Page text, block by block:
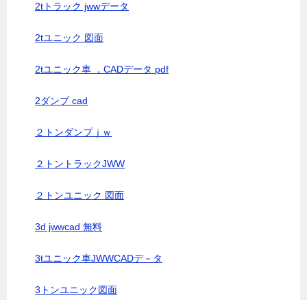
2tトラック jwwデータ
2tユニック 図面
2tユニック車 ，CADデータ pdf
2ダンプ cad
２トンダンプｊｗ
２トントラックJWW
２トンユニック 図面
3d jwwcad 無料
3tユニック車JWWCADデ－タ
3トンユニック図面